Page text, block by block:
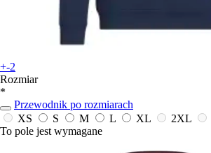
+-2
Rozmiar
*
Przewodnik po rozmiarach
XS
S M L XL 2XL
To pole jest wymagane